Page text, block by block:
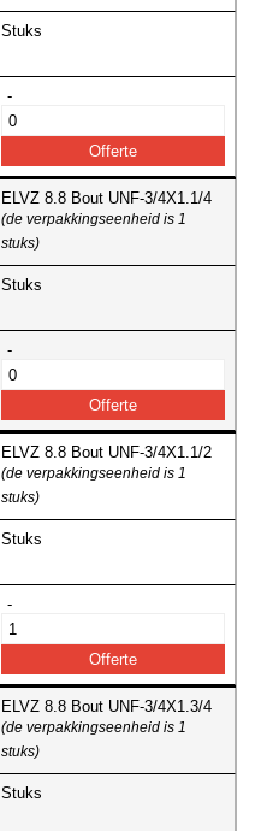
Stuks
-
ELVZ 8.8 Bout UNF-3/4X1.1/4
(de verpakkingseenheid is 1
stuks)
Stuks
-
ELVZ 8.8 Bout UNF-3/4X1.1/2
(de verpakkingseenheid is 1
stuks)
Stuks
-
ELVZ 8.8 Bout UNF-3/4X1.3/4
(de verpakkingseenheid is 1
stuks)
Stuks